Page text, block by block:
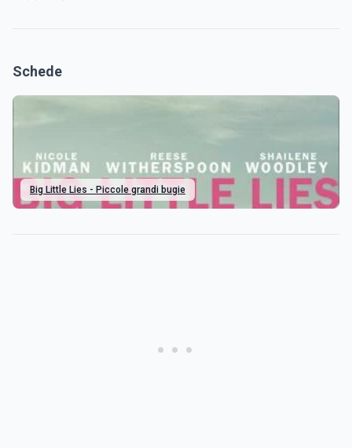
Schede
Big Little Lies - Piccole grandi bugie